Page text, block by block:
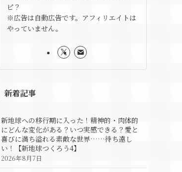
ピ？
※広告は自動広告です。アフィリエイトは
やっていません。
新着記事
新地球への移行期に入った！精神的・肉体的
にどんな変化がある？いつ実感できる？愛と
喜びに満ち溢れる素敵な世界……待ち遠し
い！【新地球つくろう4】
2026年8月7日